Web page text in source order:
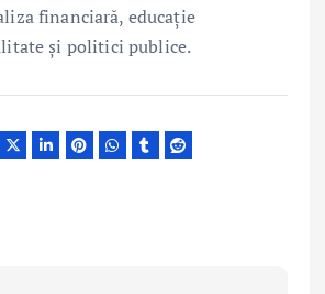
financiară, educație
și politici publice.